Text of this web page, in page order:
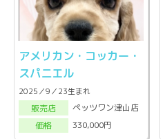
アメリカン・コッカー・
スパニエル
2025／9／23生まれ
販売店
ペッツワン津山店
価格
330,000円